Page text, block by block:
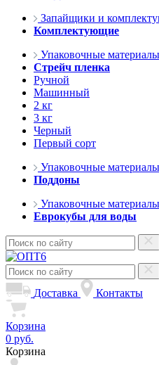
Запайщики и
Комплектующие
Упаковочные
Стрейч пленка
Ручной
Машинный
2 кг
3 кг
Черный
Первый сорт
Упаковочные
Поддоны
Упаковочные
Еврокубы для воды
Доставка
Контакты
Корзина
0 руб.
Корзина